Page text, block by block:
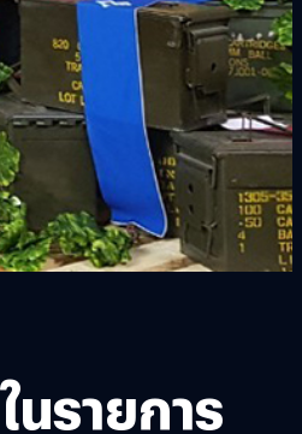
รายการ